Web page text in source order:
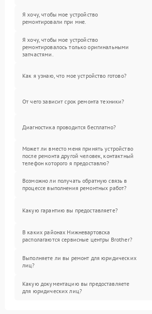
Я хочу, чтобы мое устройство
ремонтировали при мне.
Я хочу, чтобы мое устройство
ремонтировалось только оригинальными
запчастями.
Как я узнаю, что мое устройство готово?
От чего зависит срок ремонта техники?
Диагностика проводится бесплатно?
Может ли вместо меня принять устройство
после ремонта другой человек, контактный
телефон которого я предоставлю?
Возможно ли получать обратную связь в
процессе выполнения ремонтных работ?
Какую гарантию вы предоставляете?
В каких районах Нижневартовска
располагаются сервисные центры Brother?
Выполняете ли вы ремонт для юридических
лиц?
Какую документацию вы предоставляете
для юридических лиц?